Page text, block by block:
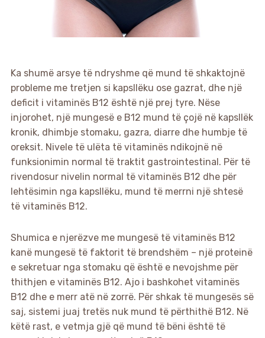
Ka shumë arsye të ndryshme që mund të shkaktojnë
probleme me tretjen si kapsllëku ose gazrat, dhe një
deficit i vitaminës B12 është një prej tyre. Nëse
injorohet, një mungesë e B12 mund të çojë në kapsllëk
kronik, dhimbje stomaku, gazra, diarre dhe humbje të
oreksit. Nivele të ulëta të vitaminës ndikojnë në
funksionimin normal të traktit gastrointestinal. Për të
rivendosur nivelin normal të vitaminës B12 dhe për
lehtësimin nga kapsllëku, mund të merrni një shtesë
të vitaminës B12.
Shumica e njerëzve me mungesë të vitaminës B12
kanë mungesë të faktorit të brendshëm – një proteinë
e sekretuar nga stomaku që është e nevojshme për
thithjen e vitaminës B12. Ajo i bashkohet vitaminës
B12 dhe e merr atë në zorrë. Për shkak të mungesës së
saj, sistemi juaj tretës nuk mund të përthithë B12. Në
këtë rast, e vetmja gjë që mund të bëni është të